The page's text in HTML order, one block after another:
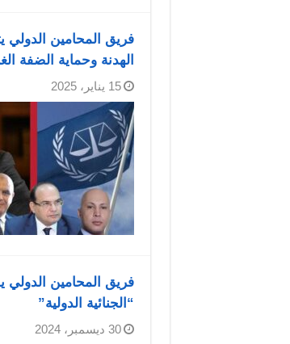
فريق المحامين الدولي
الهدنة وحماية الضفة
15 يناير، 2025
فريق المحامين
“الجنائية الدولية”
30 ديسمبر، 2024